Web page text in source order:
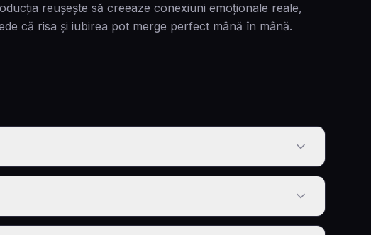
reușește să creeaze conexiuni emoționale reale,
că risa și iubirea pot merge perfect mână în mână.